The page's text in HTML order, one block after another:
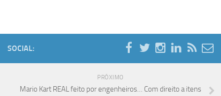
SOCIAL:
PRÓXIMO
Mario Kart REAL feito por engenheiros… Com direito a itens